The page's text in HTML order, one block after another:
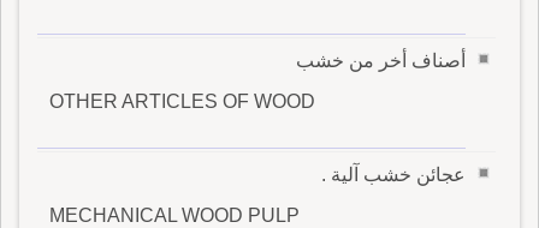
أصناف أخر من خشب
OTHER ARTICLES OF WOOD
عجائن خشب آلية .
MECHANICAL WOOD PULP